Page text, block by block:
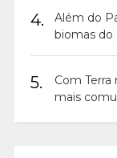
4.
Além do
biomas do
5.
Com
mais